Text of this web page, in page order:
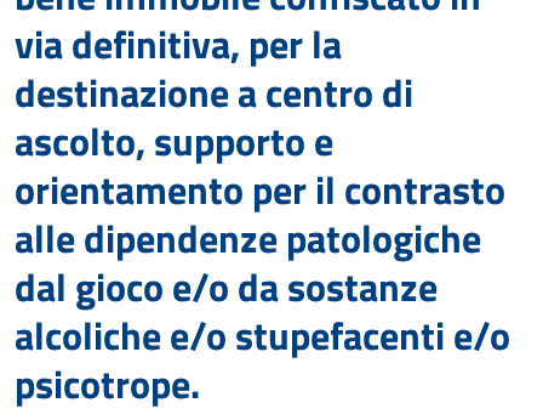
via definitiva, per la
destinazione a centro di
ascolto, supporto e
orientamento per il contrasto
alle dipendenze patologiche
dal gioco e/o da sostanze
alcoliche e/o stupefacenti e/o
psicotrope.